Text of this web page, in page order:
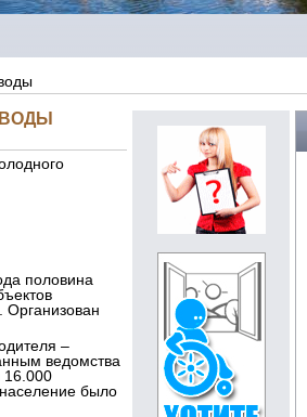
половина
–
ведомства
16.000
было